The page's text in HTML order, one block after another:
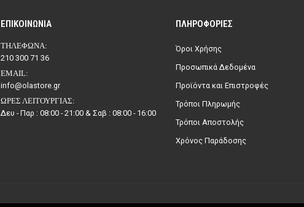
ΕΠΙΚΟΙΝΩΝΊΑ
ΤΗΛΈΦΩΝΑ:
210 300 71 36
EMAIL:
info@olastore.gr
ΏΡΕΣ ΛΕΙΤΟΥΡΓΊΑΣ:
Δευ - Παρ : 08:00 - 21:00 & Σαβ : 08:00 - 16:00
ΠΛΗΡΟΦΟΡΊΕΣ
Όροι Χρήσης
Προσωπικά Δεδομένα
Προϊόντα και Επιστροφές
Τρόποι Πληρωμής
Τρόποι Αποστολής
Χρόνος Παράδοσης